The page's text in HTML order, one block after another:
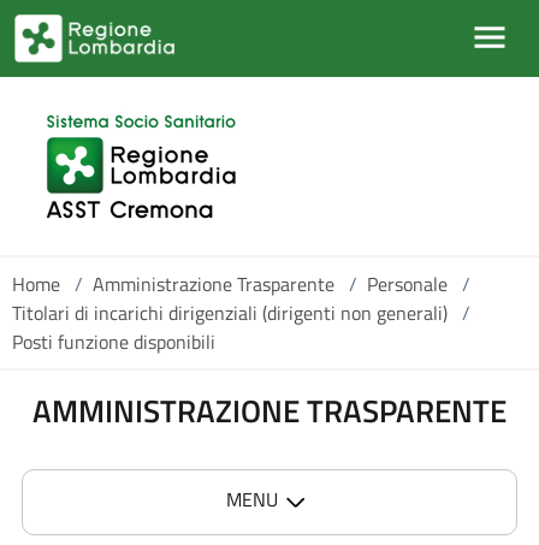
Skip to main content
Home / Amministrazione Trasparente / Personale /
Titolari di incarichi dirigenziali (dirigenti non generali) /
Posti funzione disponibili
AMMINISTRAZIONE TRASPARENTE
MENU